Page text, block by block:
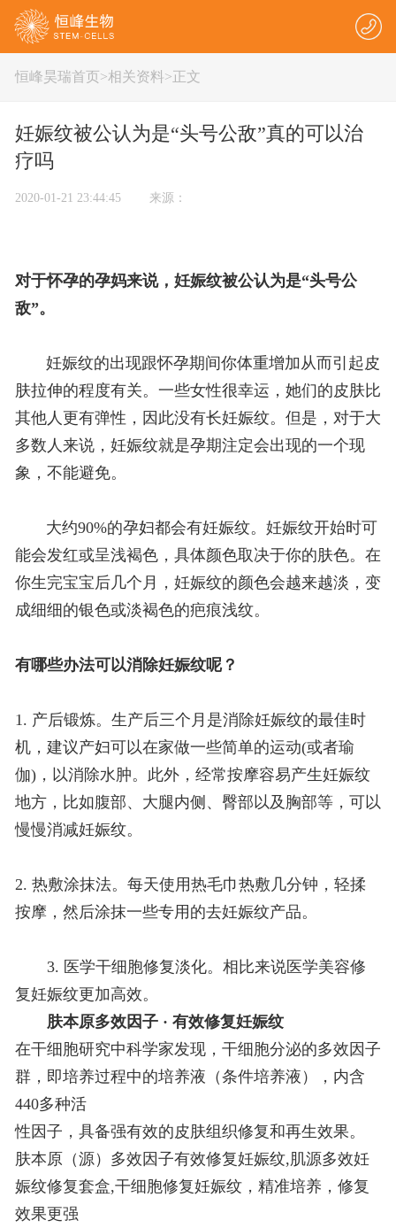
恒峰昊瑞首页>相关资料>正文
妊娠纹被公认为是“头号公敌”真的可以治
疗吗
2020-01-21 23:44:45 来源：
对于怀孕的孕妈来说，妊娠纹被公认为是“头号公
敌”。
妊娠纹的出现跟怀孕期间你体重增加从而引起皮
肤拉伸的程度有关。一些女性很幸运，她们的皮肤比
其他人更有弹性，因此没有长妊娠纹。但是，对于大
多数人来说，妊娠纹就是孕期注定会出现的一个现
象，不能避免。
大约90%的孕妇都会有妊娠纹。妊娠纹开始时可
能会发红或呈浅褐色，具体颜色取决于你的肤色。在
你生完宝宝后几个月，妊娠纹的颜色会越来越淡，变
成细细的银色或淡褐色的疤痕浅纹。
有哪些办法可以消除妊娠纹呢？
1. 产后锻炼。生产后三个月是消除妊娠纹的最佳时
机，建议产妇可以在家做一些简单的运动(或者瑜
伽)，以消除水肿。此外，经常按摩容易产生妊娠纹
地方，比如腹部、大腿内侧、臀部以及胸部等，可以
慢慢消减妊娠纹。
2. 热敷涂抹法。每天使用热毛巾热敷几分钟，轻揉
按摩，然后涂抹一些专用的去妊娠纹产品。
3. 医学干细胞修复淡化。相比来说医学美容修
复妊娠纹更加高效。
肤本原多效因子 · 有效修复妊娠纹
在干细胞研究中科学家发现，干细胞分泌的多效因子
群，即培养过程中的培养液（条件培养液），内含
440多种活
性因子，具备强有效的皮肤组织修复和再生效果。
肤本原（源）多效因子有效修复妊娠纹,肌源多效妊
娠纹修复套盒,干细胞修复妊娠纹，精准培养，修复
效果更强